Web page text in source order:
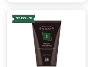
BESTSELLER